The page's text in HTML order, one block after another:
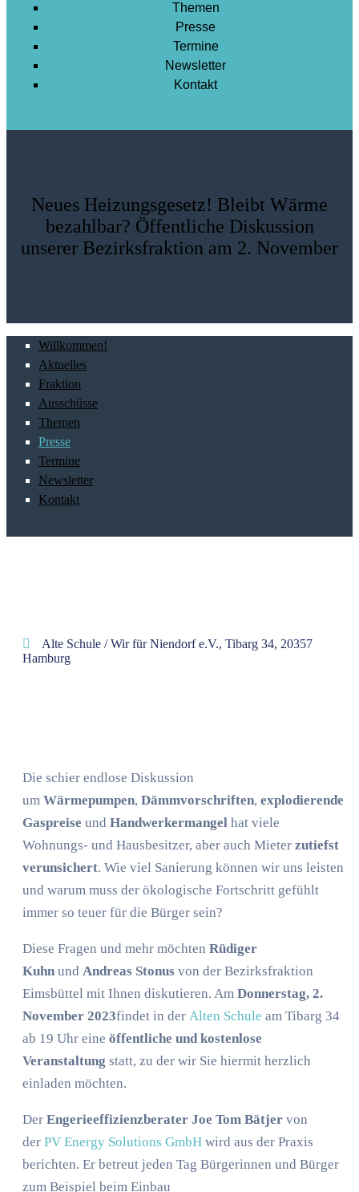
Themen
Presse
Termine
Newsletter
Kontakt
Neues Heizungsgesetz! Bleibt Wärme
bezahlbar? Öffentliche Diskussion
unserer Bezirksfraktion am 2. November
Willkommen!
Aktuelles
Fraktion
Ausschüsse
Themen
Presse
Termine
Newsletter
Kontakt
Alte Schule / Wir für Niendorf e.V., Tibarg 34, 20357
Hamburg
Die schier endlose Diskussion
um Wärmepumpen, Dämmvorschriften, explodierende
Gaspreise und Handwerkermangel hat viele
Wohnungs- und Hausbesitzer, aber auch Mieter zutiefst
verunsichert. Wie viel Sanierung können wir uns leisten
und warum muss der ökologische Fortschritt gefühlt
immer so teuer für die Bürger sein?
Diese Fragen und mehr möchten Rüdiger
Kuhn und Andreas Stonus von der Bezirksfraktion
Eimsbüttel mit Ihnen diskutieren. Am Donnerstag, 2.
November 2023findet in der Alten Schule am Tibarg 34
ab 19 Uhr eine öffentliche und kostenlose
Veranstaltung statt, zu der wir Sie hiermit herzlich
einladen möchten.
Der Engerieeffizienzberater Joe Tom Bätjer von
der PV Energy Solutions GmbH wird aus der Praxis
berichten. Er betreut jeden Tag Bürgerinnen und Bürger
zum Beispiel beim Einbau